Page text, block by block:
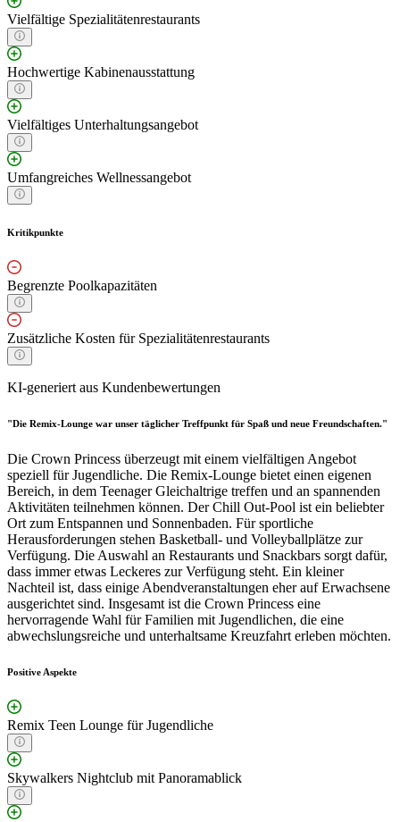
Vielfältige Spezialitätenrestaurants
Hochwertige Kabinenausstattung
Vielfältiges Unterhaltungsangebot
Umfangreiches Wellnessangebot
Kritikpunkte
Begrenzte Poolkapazitäten
Zusätzliche Kosten für Spezialitätenrestaurants
KI-generiert aus Kundenbewertungen
"Die Remix-Lounge war unser täglicher Treffpunkt für Spaß und neue Freundschaften."
Die Crown Princess überzeugt mit einem vielfältigen Angebot
speziell für Jugendliche. Die Remix-Lounge bietet einen eigenen
Bereich, in dem Teenager Gleichaltrige treffen und an spannenden
Aktivitäten teilnehmen können. Der Chill Out-Pool ist ein beliebter
Ort zum Entspannen und Sonnenbaden. Für sportliche
Herausforderungen stehen Basketball- und Volleyballplätze zur
Verfügung. Die Auswahl an Restaurants und Snackbars sorgt dafür,
dass immer etwas Leckeres zur Verfügung steht. Ein kleiner
Nachteil ist, dass einige Abendveranstaltungen eher auf Erwachsene
ausgerichtet sind. Insgesamt ist die Crown Princess eine
hervorragende Wahl für Familien mit Jugendlichen, die eine
abwechslungsreiche und unterhaltsame Kreuzfahrt erleben möchten.
Positive Aspekte
Remix Teen Lounge für Jugendliche
Skywalkers Nightclub mit Panoramablick